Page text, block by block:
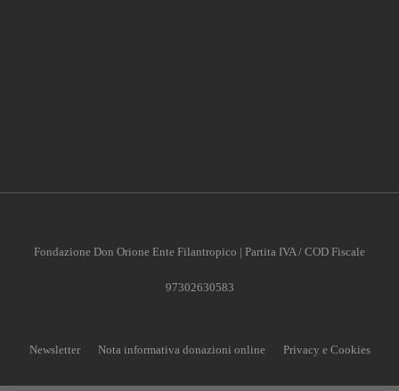
Fondazione Don Orione Ente Filantropico | Partita IVA / COD Fiscale
97302630583
Newsletter Nota informativa donazioni online Privacy e Cookies